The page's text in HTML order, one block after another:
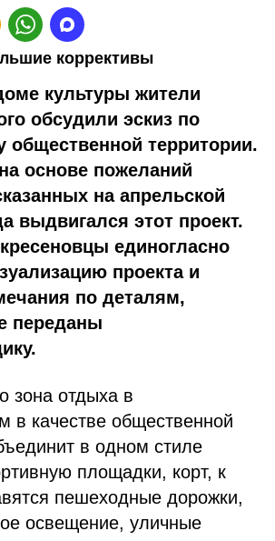
коррективы
культуры жители
обсудили эскиз по
общественной территории.
основе пожеланий
на апрельской
выдвигался этот проект.
единогласно
проекта и
по деталям,
переданы
зона отдыха в
в качестве общественной
в одном стиле
площадки, корт, к
пешеходные дорожки,
освещение, уличные